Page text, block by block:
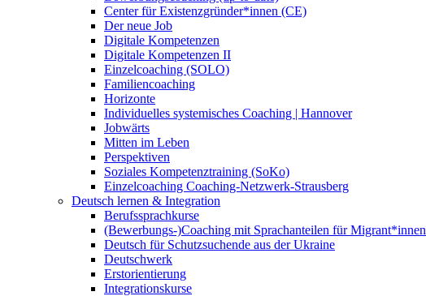
Center für Existenzgründer*innen (CE)
Der neue Job
Digitale Kompetenzen
Digitale Kompetenzen II
Einzelcoaching (SOLO)
Familiencoaching
Horizonte
Individuelles systemisches Coaching | Hannover
Jobwärts
Mitten im Leben
Perspektiven
Soziales Kompetenztraining (SoKo)
Einzelcoaching Coaching-Netzwerk-Strausberg
Deutsch lernen & Integration
Berufssprachkurse
(Bewerbungs-)Coaching mit Sprachanteilen für Migrant*innen
Deutsch für Schutzsuchende aus der Ukraine
Deutschwerk
Erstorientierung
Integrationskurse